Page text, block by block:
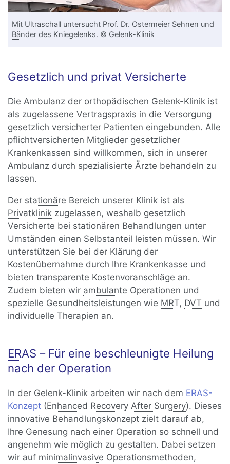
Mit Ultraschall untersucht Prof. Dr. Ostermeier Sehnen und
Bänder des Kniegelenks. © Gelenk-Klinik
Gesetzlich und privat Versicherte
Die Ambulanz der orthopädischen Gelenk-Klinik ist
als zugelassene Vertragspraxis in die Versorgung
gesetzlich versicherter Patienten eingebunden. Alle
pflichtversicherten Mitglieder gesetzlicher
Krankenkassen sind willkommen, sich in unserer
Ambulanz durch spezialisierte Ärzte behandeln zu
lassen.
Der stationäre Bereich unserer Klinik ist als
Privatklinik zugelassen, weshalb gesetzlich
Versicherte bei stationären Behandlungen unter
Umständen einen Selbstanteil leisten müssen. Wir
unterstützen Sie bei der Klärung der
Kostenübernahme durch Ihre Krankenkasse und
bieten transparente Kostenvoranschläge an.
Zudem bieten wir ambulante Operationen und
spezielle Gesundheitsleistungen wie MRT, DVT und
individuelle Therapien an.
ERAS – Für eine beschleunigte Heilung
nach der Operation
In der Gelenk-Klinik arbeiten wir nach dem ERAS-
Konzept (Enhanced Recovery After Surgery). Dieses
innovative Behandlungskonzept zielt darauf ab,
Ihre Genesung nach einer Operation so schnell und
angenehm wie möglich zu gestalten. Dabei setzen
wir auf minimalinvasive Operationsmethoden,